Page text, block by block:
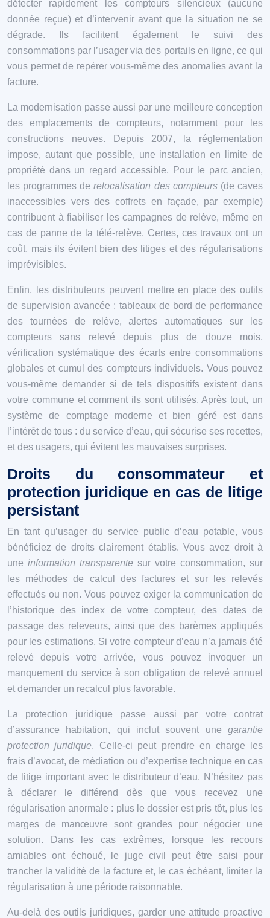
détecter rapidement les compteurs silencieux (aucune
donnée reçue) et d’intervenir avant que la situation ne se
dégrade. Ils facilitent également le suivi des
consommations par l’usager via des portails en ligne, ce qui
vous permet de repérer vous-même des anomalies avant la
facture.
La modernisation passe aussi par une meilleure conception
des emplacements de compteurs, notamment pour les
constructions neuves. Depuis 2007, la réglementation
impose, autant que possible, une installation en limite de
propriété dans un regard accessible. Pour le parc ancien,
les programmes derelocalisation des compteurs(de caves
inaccessibles vers des coffrets en façade, par exemple)
contribuent à fiabiliser les campagnes de relève, même en
cas de panne de la télé-relève. Certes, ces travaux ont un
coût, mais ils évitent bien des litiges et des régularisations
imprévisibles.
Enfin, les distributeurs peuvent mettre en place des outils
de supervision avancée : tableaux de bord de performance
des tournées de relève, alertes automatiques sur les
compteurs sans relevé depuis plus de douze mois,
vérification systématique des écarts entre consommations
globales et cumul des compteurs individuels. Vous pouvez
vous-même demander si de tels dispositifs existent dans
votre commune et comment ils sont utilisés. Après tout, un
système de comptage moderne et bien géré est dans
l’intérêt de tous : du service d’eau, qui sécurise ses recettes,
et des usagers, qui évitent les mauvaises surprises.
Droits du consommateur et
protection juridique en cas de litige
persistant
En tant qu’usager du service public d’eau potable, vous
bénéficiez de droits clairement établis. Vous avez droit à
une information transparente sur votre consommation, sur
les méthodes de calcul des factures et sur les relevés
effectués ou non. Vous pouvez exiger la communication de
l’historique des index de votre compteur, des dates de
passage des releveurs, ainsi que des barèmes appliqués
pour les estimations. Si votre compteur d’eau n’a jamais été
relevé depuis votre arrivée, vous pouvez invoquer un
manquement du service à son obligation de relevé annuel
et demander un recalcul plus favorable.
La protection juridique passe aussi par votre contrat
d’assurance habitation, qui inclut souvent une garantie
protection juridique. Celle-ci peut prendre en charge les
frais d’avocat, de médiation ou d’expertise technique en cas
de litige important avec le distributeur d’eau. N’hésitez pas
à déclarer le différend dès que vous recevez une
régularisation anormale : plus le dossier est pris tôt, plus les
marges de manœuvre sont grandes pour négocier une
solution. Dans les cas extrêmes, lorsque les recours
amiables ont échoué, le juge civil peut être saisi pour
trancher la validité de la facture et, le cas échéant, limiter la
régularisation à une période raisonnable.
Au-delà des outils juridiques, garder une attitude proactive